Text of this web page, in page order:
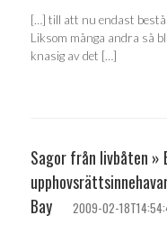
[…] till att nu endast bestå
Liksom många andra så
knasig av det […]
Sagor från livbåten »
Bay
2009-02-